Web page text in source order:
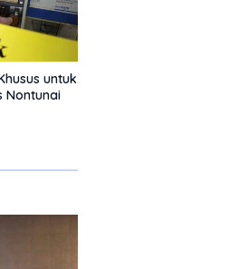
untuk
Nontunai